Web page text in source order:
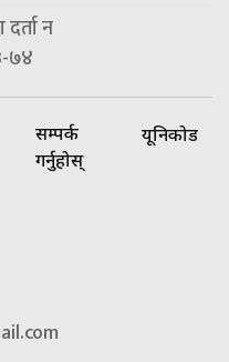
न
७४
सम्पर्क
गर्नुहोस्
यूनिकोड